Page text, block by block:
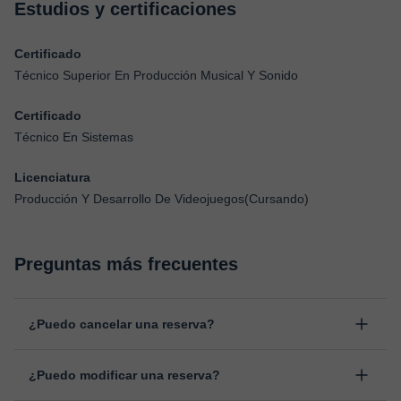
Estudios y certificaciones
Certificado
Técnico Superior En Producción Musical Y Sonido
Certificado
Técnico En Sistemas
Licenciatura
Producción Y Desarrollo De Videojuegos(Cursando)
Preguntas más frecuentes
¿Puedo cancelar una reserva?
antes de la clase, indicando el motivo de cancelación.
¿Puedo modificar una reserva?